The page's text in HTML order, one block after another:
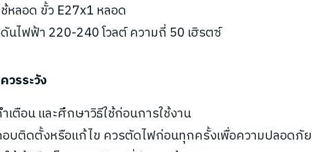
หลอด ขั้ว E27x1 หลอด
นไฟฟ้า 220-240 โวลต์ ความถี่ 50 เฮิรตซ์
วรระวัง
เตือน และศึกษาวิธีใช้ก่อนการใช้งาน
บติดตั้งหรือแก้ไข ควรตัดไฟก่อนทุกครั้งเพื่อความปลอดภัย